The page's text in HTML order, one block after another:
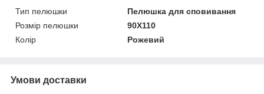
Тип пелюшки
Пелюшка для сповивання
Розмір пелюшки
90Х110
Колір
Рожевий
Умови доставки